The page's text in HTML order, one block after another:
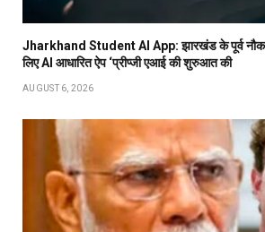
Jharkhand Student AI App: झारखंड के पूर्व
लिए AI आधारित ऐप ‘प्रीप्जी एआई की शुरुआत की
AUGUST 6, 2026